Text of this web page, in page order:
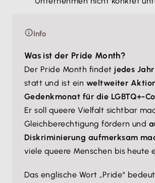
Info
Was ist der Pride Month?
Der Pride Month findet jedes
statt und ist ein weltweiter
Gedenkmonat für die LGBTQ+-
Er soll queere Vielfalt sichtbar
Gleichberechtigung fördern und
Diskriminierung aufmerksam
viele queere Menschen bis heute
Das englische Wort „Pride“